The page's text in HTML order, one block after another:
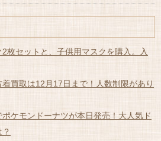
2枚セットと、子供用マスクを購入。入
着買取は12月17日まで！人数制限があり
ポケモンドーナツが本日発売！大人気ド